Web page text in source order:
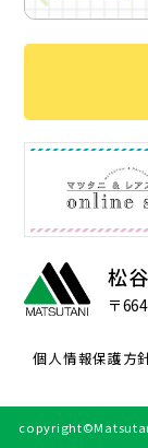
松
〒
個人情報保護方